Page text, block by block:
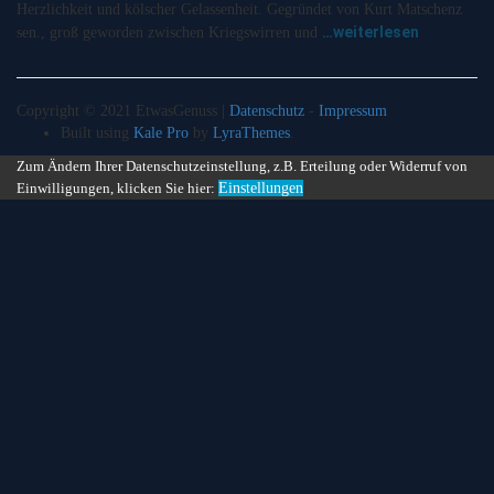
Herzlichkeit und kölscher Gelassenheit. Gegründet von Kurt Matschenz
sen., groß geworden zwischen Kriegswirren und …weiterlesen
Copyright © 2021 EtwasGenuss | Datenschutz - Impressum
Built using Kale Pro by LyraThemes
Zum Ändern Ihrer Datenschutzeinstellung, z.B. Erteilung oder Widerruf von
Einwilligungen, klicken Sie hier: Einstellungen